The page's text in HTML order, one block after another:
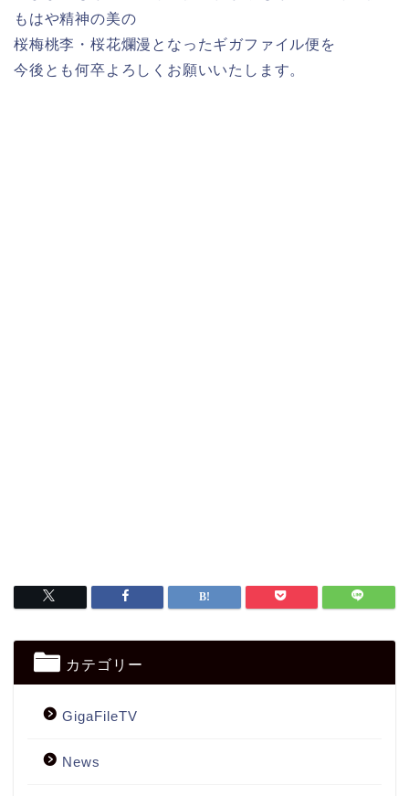
もはや精神の美の
桜梅桃李・桜花爛漫となったギガファイル便を
今後とも何卒よろしくお願いいたします。
カテゴリー
GigaFileTV
News